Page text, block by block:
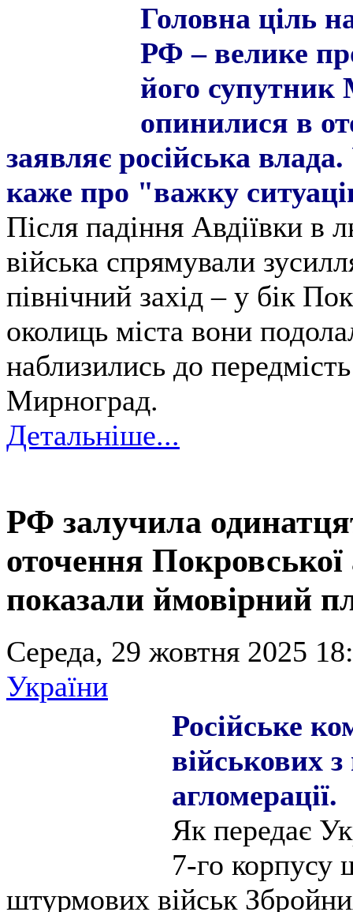
Головна ціль
РФ – велике
його супутник
опинилися в
заявляє російська
каже про "важку
Після падіння Авдіївки в
війська спрямували
північний захід – у бік
околиць міста вони
наблизились до
Мирноград.
Детальніше...
РФ залучила
оточення
показали ймовірний
Середа, 29 жовтня 2025
України
Російське
військових
агломерації.
Як передає
7-го корпусу
штурмових військ